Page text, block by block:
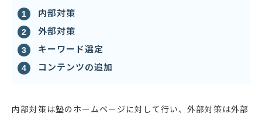
内部対策
外部対策
キーワード選定
コンテンツの追加
内部対策は塾のホームページに対して行い、外部対策は外部